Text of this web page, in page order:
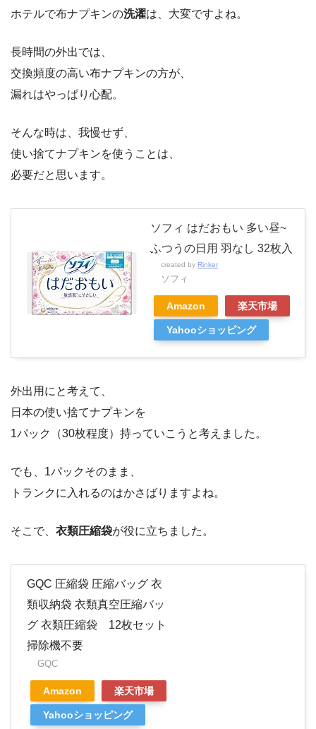
ホテルで布ナプキンの洗濯は、大変ですよね。
長時間の外出では、
交換頻度の高い布ナプキンの方が、
漏れはやっぱり心配。
そんな時は、我慢せず、
使い捨てナプキンを使うことは、
必要だと思います。
ソフィ はだおもい 多い昼~
ふつうの日用 羽なし 32枚入
created by Rinker
ソフィ
Amazon 楽天市場
Yahooショッピング
外出用にと考えて、
日本の使い捨てナプキンを
1パック（30枚程度）持っていこうと考えました。
でも、1パックそのまま、
トランクに入れるのはかさばりますよね。
そこで、 衣類圧縮袋が役に立ちました。
GQC 圧縮袋 圧縮バッグ 衣
類収納袋 衣類真空圧縮バッ
グ 衣類圧縮袋 12枚セット
掃除機不要
GQC
Amazon 楽天市場
Yahooショッピング